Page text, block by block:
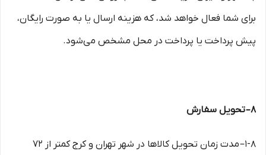
برای شما فعال خواهد شد، که هزینه ارسال یا به صورت رایگان،
پیش پرداخت یا پرداخت در محل مشخص می‌شود.
۸– تحویل سفارش
۱-۸– مدت زمان تحویل کالاها در شهر تهران و کرج کمتر از 72